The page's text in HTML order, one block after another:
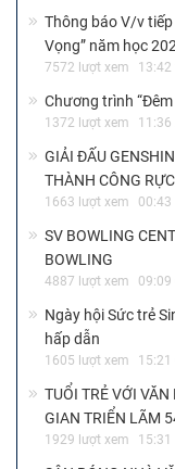
Thông báo V/v
Vọng” năm học
7572 lượt xem
Chương trình
1372 lượt xem
GIẢI ĐẤU
THÀNH CÔNG
1663 lượt xem
SV BOWLING
BOWLING
4887 lượt xem
Ngày hội Sức trẻ
hấp dẫn
1605 lượt xem
TUỔI TRẺ VỚI
GIAN TRIỂN LÃM
1929 lượt xem